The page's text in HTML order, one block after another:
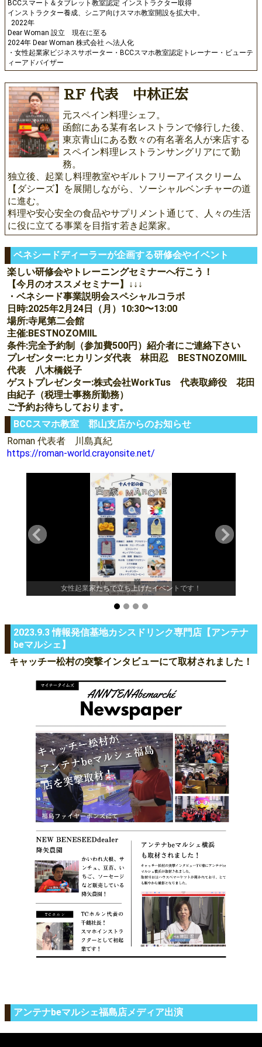
BCCスマート＆タブレット教室認定 インストラクター取得
インストラクター養成、シニア向けスマホ教室開設を拡大中。
2022年
Dear Woman 設立 現在に至る
2024年 Dear Woman 株式会社 へ法人化
・女性起業家ビジネスサポーター・BCCスマホ教室認定トレーナー・ビューテ
ィーアドバイザー
RF 代表 中林正宏
元スペイン料理シェフ。
函館にある某有名レストランで修行した後、
東京青山にある数々の有名著名人が来店する
スペイン料理レストランサングリアにて勤
務。
独立後、起業し料理教室やギルトフリーアイスクリーム
【ダシーズ】を展開しながら、ソーシャルベンチャーの道
に進む。
料理や安心安全の食品やサプリメント通じて、人々の生活
に役に立てる事業を目指す若き起業家。
ベネシードディーラーが企画する研修会やイベント
楽しい研修会やトレーニングセミナーへ行こう！
【今月のオススメセミナー】↓↓↓
・ベネシード事業説明会スペシャルコラボ
日時:2025年2月24日（月）10:30〜13:00
場所:寺尾第二会館
主催:BESTNOZOMIIL
条件:完全予約制（参加費500円）紹介者にご連絡下さい
プレゼンター:ヒカリンダ代表 林田忍 BESTNOZOMIIL
代表 八木橋鋭子
ゲストプレゼンター:株式会社WorkTus 代表取締役 花田
由紀子（税理士事務所勤務）
ご予約お待ちしております。
BCCスマホ教室 郡山支店からのお知らせ
Roman 代表者 川島真紀
https://roman-world.crayonsite.net/
女性起業家たちで立ち上げたイベントです！
2023.9.3 情報発信基地カシスドリンク専門店【アンテナ
beマルシェ】
キャッチー松村の突撃インタビューにて取材されました！
アンテナbeマルシェ福島店メディア出演